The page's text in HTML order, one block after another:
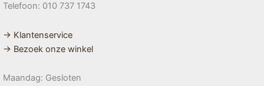
Telefoon: 010 737 1743
→ Klantenservice
→ Bezoek onze winkel
Maandag: Gesloten